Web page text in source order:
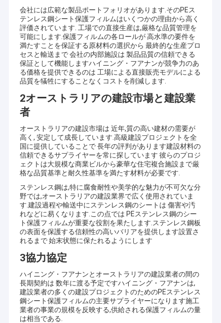
会社には広範な製品ポートフォリオがあります.そのPEス
テンレス鋼シート保護フィルムはいくつかの理由から高く
評価されています. 工場での直接生産は,厳格な品質管理を
可能にします.保護フィルムの各ロールが 高水準の要件を
満たすことを保証する原材料の選択から 最終的な生産プロ
セスと輸送まで 会社の内部施設は 製品品質の信頼できる
保証として機能しますハイニング・フアナンが競争力のあ
る価格を提供できるのは 工場による直接販売モデルによる
品質を犠牲にすることなくコストを削減します.
2オーストラリアの建設市場と建設業
者
オーストラリアの建設市場は 近年,質の高い建材の需要が
高く, 安定して成長しています.高級建設プロジェクトを全
国に提供していることで 長年の評判があります建設材料の
信頼できるサプライヤーを常に探しています 彼らのプロジ
ェクトは大規模な商業ビルから豪華な住宅複合施設まで厳
格な品質基準と耐久性基準を満たす材料が必要です.
ステンレス鋼は,特に腐食耐性や美学的な魅力が不可欠な分
野では,オーストラリアの建設業界で広く使用されていま
す.建設過程や輸送中にステンレス鋼のシートは 傷害や汚
れなどに易くなります.この点では PEステンレス鋼のシー
ト保護フィルムが重要な役割を果たします.ステンレス鋼板
の表面を保護する信頼性の高いバリアを提供します設置さ
れるまで 始末状態に保たれるようにします
3協力協定
ハイニング・フアナンとオーストラリアの建設業者の間の
長期契約は 数年に渡る予定ですハイニング・フアナンは,
建設業者の多くの建設プロジェクトのためのPEステンレス
鋼シート保護フィルムの主要サプライヤーになります施工
業者の事業の規模を反映する,供給される保護フィルムの量
は相当である.